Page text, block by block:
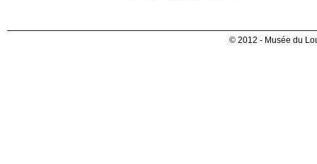
© 2012 - Musée du